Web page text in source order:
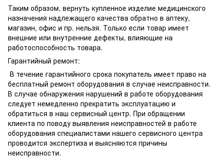
Таким образом, вернуть купленное изделие медицинского
назначения надлежащего качества обратно в аптеку,
магазин, офис и пр. нельзя. Только если товар имеет
внешние или внутренние дефекты, влияющие на
работоспособность товара.
Гарантийный ремонт:
В течение гарантийного срока покупатель имеет право на
бесплатный ремонт оборудования в случае неисправности.
В случае обнаружения нарушений в работе оборудования
следует немедленно прекратить эксплуатацию и
обратиться в наш сервисный центр. При обращении
клиента по поводу выявления неисправностей в работе
оборудования специалистами нашего сервисного центра
проводится экспертиза и выясняются причины
неисправности.